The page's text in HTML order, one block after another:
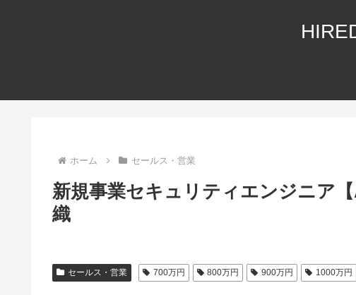
ホーム セールス・営業
新規事業セキュリティエンジニア
織
セールス・営業 700万円 800万円 900万円 1000万円